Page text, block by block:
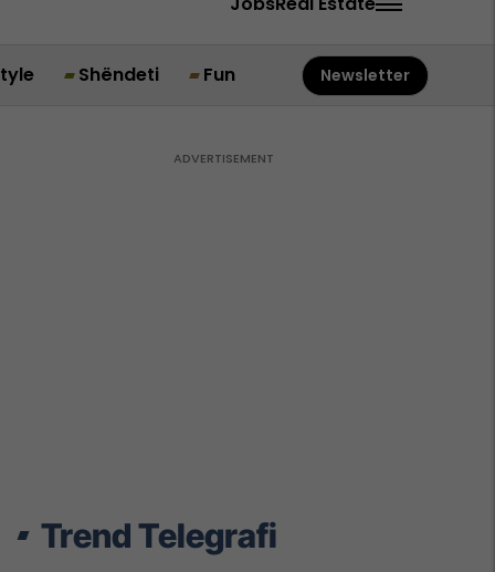
Shëndeti Fun Newsletter
Trend Telegrafi